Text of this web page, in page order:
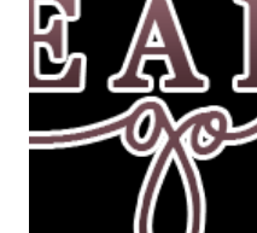
ricoprire più di un
fatto nell'altro post, se
scritto dal mio autore
completato tre degli
leggere 345.453.312 libri,
uscendo fuori dalla propria
partecipare Per